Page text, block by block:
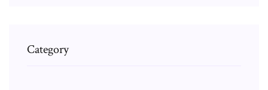
Category